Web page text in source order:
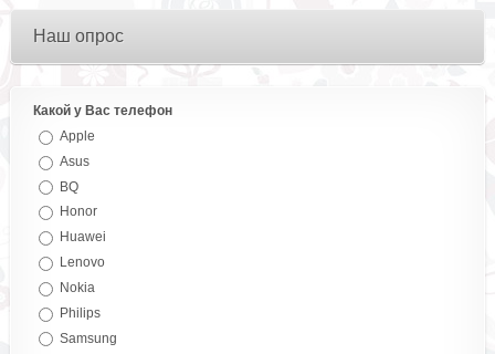
Наш опрос
Какой у Вас телефон
Apple
Asus
BQ
Honor
Huawei
Lenovo
Nokia
Philips
Samsung